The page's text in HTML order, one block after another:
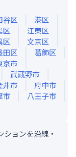
谷区
港区
区
江東区
区
文京区
田区
葛飾区
京市
武蔵野市
井市
府中市
市
八王子市
ョンを沿線・